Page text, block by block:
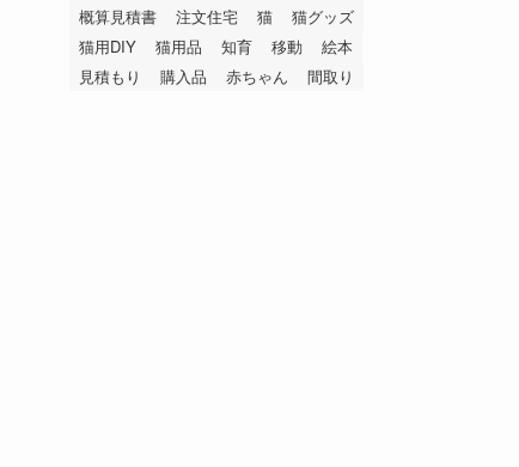
概算見積書
注文住宅 猫
猫グッズ
猫用DIY
猫用品 知育 移動
絵本
見積もり
購入品 赤ちゃん 間取り